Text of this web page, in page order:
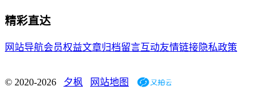
精彩直达
网站导航会员权益文章归档留言互动友情链接隐私政策
© 2020-2026 夕枫 网站地图